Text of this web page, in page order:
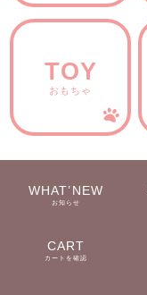
TOY
おもちゃ
WHAT’NEW
お知らせ
CART
カートを確認